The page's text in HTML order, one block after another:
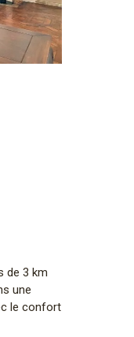
de 3 km
une
le confort